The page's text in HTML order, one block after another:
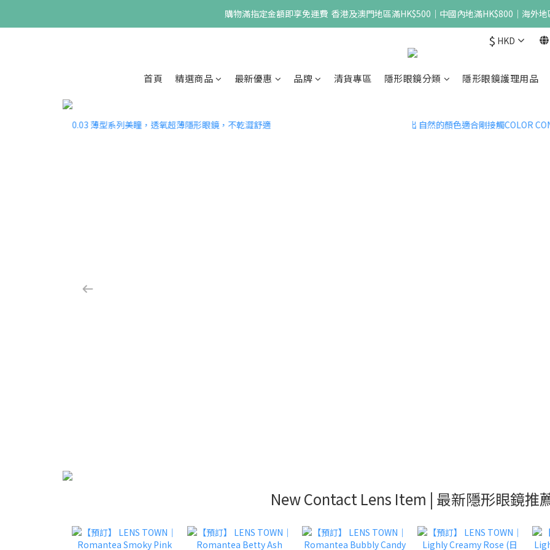
購物滿指定金額即享免運費  香港及澳門地區滿HK$500｜中國內地滿HK$800｜海外
$ HKD
首頁 精選商品 最新優惠 品牌 清貨專區 隱形眼鏡分類 隱形眼鏡護理用品
New Contact Lens Item | 最新隱形眼鏡推